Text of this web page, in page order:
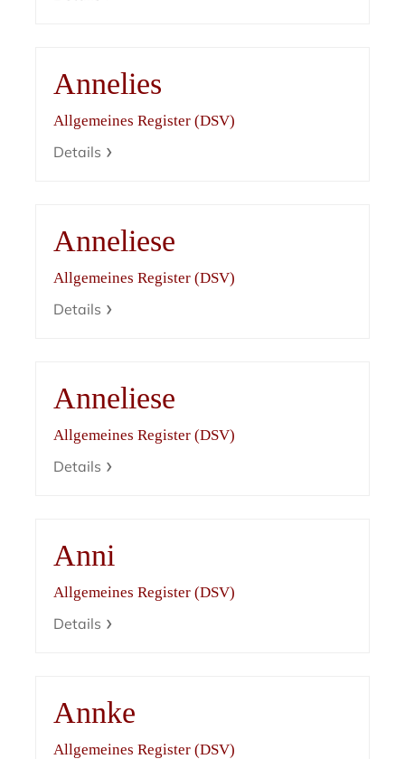
Annelies
Allgemeines Register (DSV)
Details
Anneliese
Allgemeines Register (DSV)
Details
Anneliese
Allgemeines Register (DSV)
Details
Anni
Allgemeines Register (DSV)
Details
Annke
Allgemeines Register (DSV)